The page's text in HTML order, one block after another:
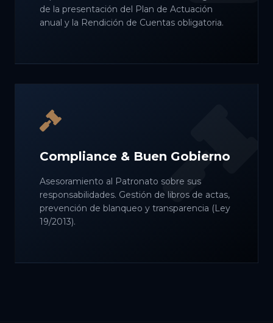
de la presentación del Plan de Actuación
anual y la Rendición de Cuentas obligatoria.
Compliance & Buen Gobierno
Asesoramiento al Patronato sobre sus
responsabilidades. Gestión de libros de actas,
prevención de blanqueo y transparencia (Ley
19/2013).